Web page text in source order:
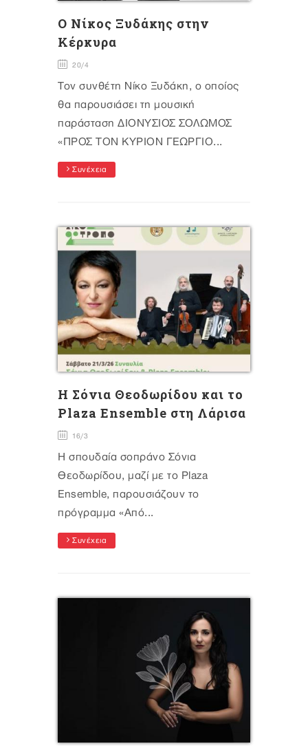
O Nίκος Ξυδάκης στην
Κέρκυρα
20/4
Τον συνθέτη Νίκο Ξυδάκη, ο οποίος
θα παρουσιάσει τη μουσική
παράσταση ΔΙΟΝΥΣΙΟΣ ΣΟΛΩΜΟΣ
«ΠΡΟΣ ΤΟΝ ΚΥΡΙΟΝ ΓΕΩΡΓΙΟ...
Συνέχεια
Η Σόνια Θεοδωρίδου και το
Plaza Ensemble στη Λάρισα
16/3
Η σπουδαία σοπράνο Σόνια
Θεοδωρίδου, μαζί με το Plaza
Ensemble, παρουσιάζουν το
πρόγραμμα «Από...
Συνέχεια